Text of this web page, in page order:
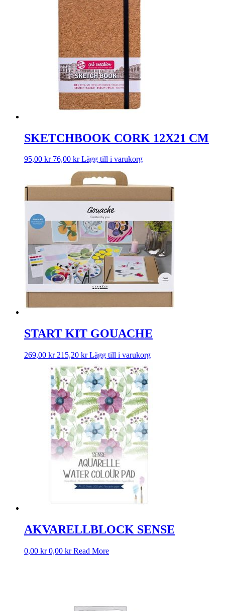
SKETCHBOOK CORK 12X21 CM
95,00 kr 76,00 kr Lägg till i varukorg
START KIT GOUACHE
269,00 kr 215,20 kr Lägg till i varukorg
AKVARELLBLOCK SENSE
0,00 kr 0,00 kr Read More